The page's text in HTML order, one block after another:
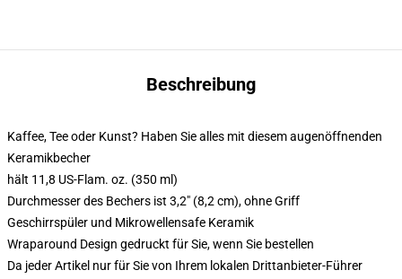
Beschreibung
Kaffee, Tee oder Kunst? Haben Sie alles mit diesem augenöffnenden
Keramikbecher
hält 11,8 US-Flam. oz. (350 ml)
Durchmesser des Bechers ist 3,2" (8,2 cm), ohne Griff
Geschirrspüler und Mikrowellensafe Keramik
Wraparound Design gedruckt für Sie, wenn Sie bestellen
Da jeder Artikel nur für Sie von Ihrem lokalen Drittanbieter-Führer